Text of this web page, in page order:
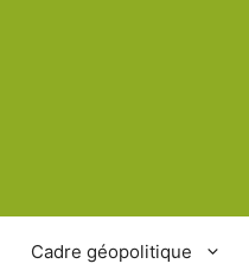
Cadre géopolitique